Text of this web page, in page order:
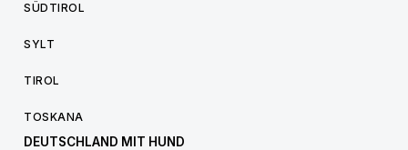
SÜDTIROL
SYLT
TIROL
TOSKANA
DEUTSCHLAND MIT HUND